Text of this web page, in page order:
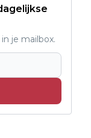
je mailbox.